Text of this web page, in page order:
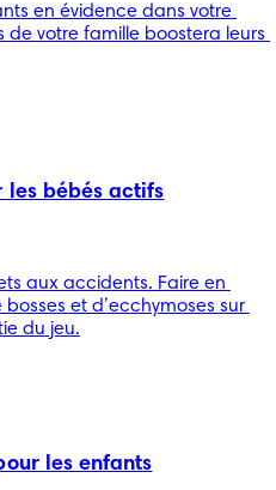
en évidence dans votre
de votre famille boostera leurs
les bébés actifs
aux accidents. Faire en
et d’ecchymoses sur
du jeu.
les enfants